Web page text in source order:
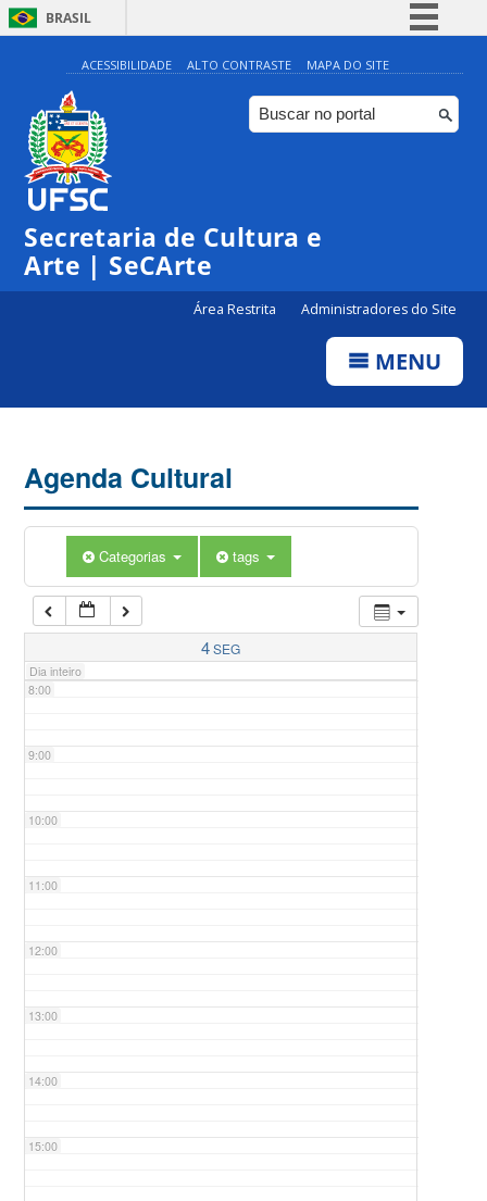
BRASIL
Simplifique!
Comunica BR
Participe
ACESSIBILIDADE ALTO CONTRASTE MAPA DO SITE
Secretaria de Cultura e
Arte | SeCArte
Área Restrita Administradores do Site
MENU
Agenda Cultural
Categorias tags
4SEG
Dia inteiro
0:00
1:00
5:00
7:00
8:00
9:00
10:00
11:00
12:00
13:00
14:00
15:00